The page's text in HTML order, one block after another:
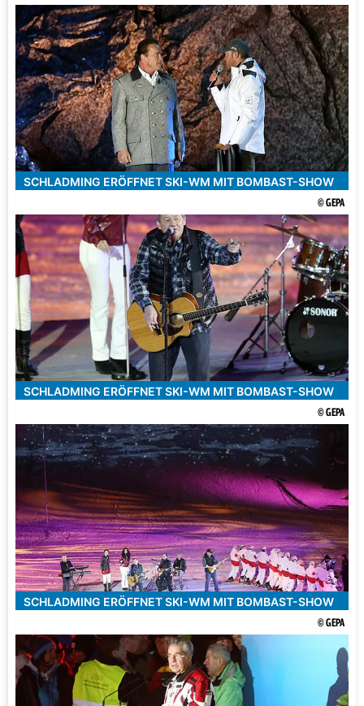
SCHLADMING ERÖFFNET SKI-WM MIT BOMBAST-SHOW
© GEPA
SCHLADMING ERÖFFNET SKI-WM MIT BOMBAST-SHOW
© GEPA
SCHLADMING ERÖFFNET SKI-WM MIT BOMBAST-SHOW
© GEPA